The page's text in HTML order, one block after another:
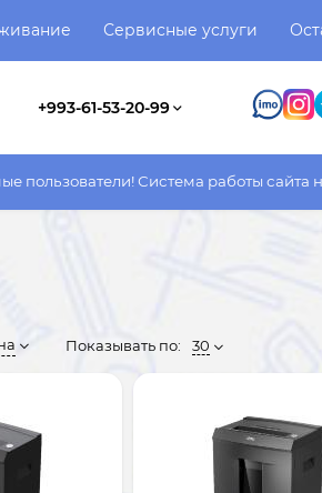
Сервисные услуги
+993-61-53-20-99
работы сайта не имеет
Показывать по: 30